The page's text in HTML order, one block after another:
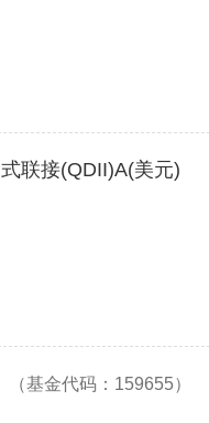
联接(QDII)A(美元)
（基金代码：159655）